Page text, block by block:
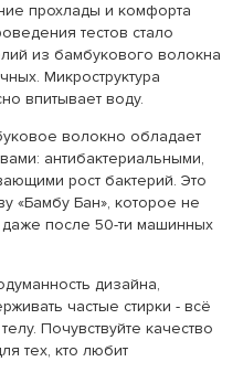
прохлады и комфорта
тестов стало
из бамбукового волокна
Микроструктура
впитывает воду.
волокно обладает
антибактериальными,
рост бактерий. Это
«Бамбу Бан», которое не
даже после 50-ти машинных
дизайна,
частые стирки - всё
Почувствуйте качество
тех, кто любит